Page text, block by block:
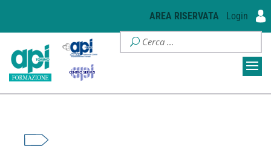
AREA RISERVATA Login